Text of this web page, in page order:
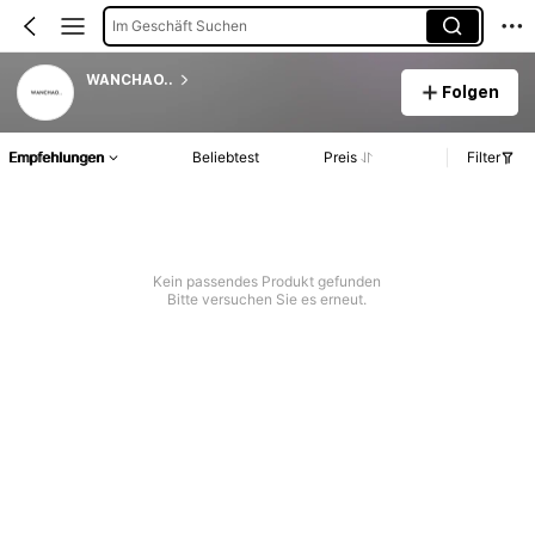
Im Geschäft Suchen
WANCHAO..
Folgen
Empfehlungen Beliebtest Preis Filter
Kein passendes Produkt gefunden
Bitte versuchen Sie es erneut.